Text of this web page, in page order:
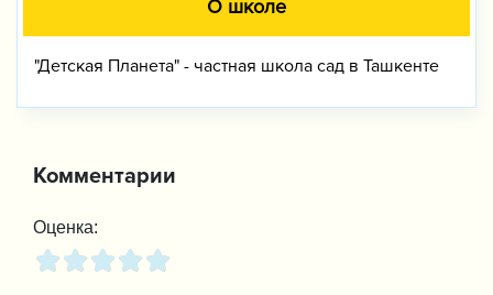
О школе
"Детская Планета" - частная школа сад в Ташкенте
Комментарии
Оценка: